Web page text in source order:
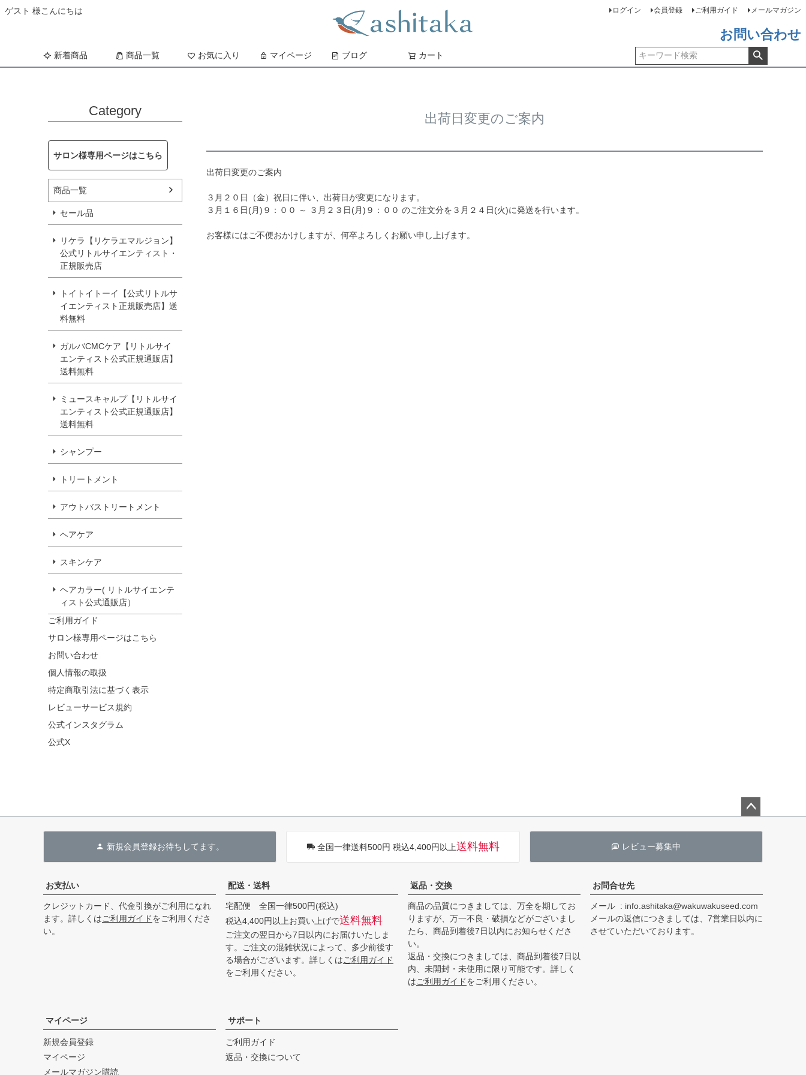
ゲスト 様こんにちは ログイン 会員登録 ご利用ガイド メールマガジン
お問い合わせ
新着商品 商品一覧 お気に入り マイページ ブログ カート
Category
サロン様専用ページはこちら
商品一覧
セール品
リケラ【リケラエマルジョン】
公式リトルサイエンティスト・
正規販売店
トイトイトーイ【公式リトルサ
イエンティスト正規販売店】送
料無料
ガルバCMCケア【リトルサイ
エンティスト公式正規通販店】
送料無料
ミュースキャルプ【リトルサイ
エンティスト公式正規通販店】
送料無料
シャンプー
トリートメント
アウトバストリートメント
ヘアケア
スキンケア
ヘアカラー( リトルサイエンテ
ィスト公式通販店）
ご利用ガイド
サロン様専用ページはこちら
お問い合わせ
個人情報の取扱
特定商取引法に基づく表示
レビューサービス規約
公式インスタグラム
公式X
出荷日変更のご案内
出荷日変更のご案内
３月２０日（金）祝日に伴い、出荷日が変更になります。
３月１６日(月)９：００ ～ ３月２３日(月)９：００ のご注文分を３月２４日(火)に発送を行います。
お客様にはご不便おかけしますが、何卒よろしくお願い申し上げます。
へ
新規会員登録お待ちしてます。 全国一律送料500円 税込4,400円以上送料無料 レビュー募集中
お支払い
クレジットカード、代金引換がご利用になれ
ます。詳しくはご利用ガイドをご利用くださ
い。
配送・送料
宅配便 全国一律500円(税込)
税込4,400円以上お買い上げで送料無料
ご注文の翌日から7日以内にお届けいたしま
す。ご注文の混雑状況によって、多少前後す
る場合がございます。詳しくはご利用ガイド
をご利用ください。
返品・交換
商品の品質につきましては、万全を期してお
りますが、万一不良・破損などがございまし
たら、商品到着後7日以内にお知らせくださ
い。
返品・交換につきましては、商品到着後7日以
内、未開封・未使用に限り可能です。詳しく
はご利用ガイドをご利用ください。
お問合せ先
メール
info.ashitaka@wakuwakuseed.com
メールの返信につきましては、7営業日以内に
させていただいております。
マイページ
新規会員登録
マイページ
メールマガジン購読
サポート
ご利用ガイド
返品・交換について